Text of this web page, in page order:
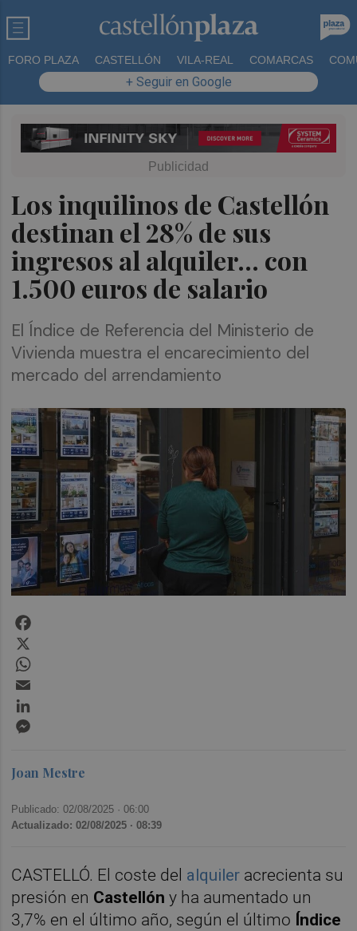
FORO PLAZA CASTELLÓN VILA-REAL COMARCAS
+ Seguir en Google
Los inquilinos de Castellón
destinan el 28% de sus
ingresos al alquiler... con
1.500 euros de salario
El Índice de Referencia del Ministerio de
Vivienda muestra el encarecimiento del
mercado del arrendamiento
Joan Mestre
Publicado: 02/08/2025 ·06:00
Actualizado: 02/08/2025 · 08:39
CASTELLÓ. El coste del alquiler acrecienta su
presión en Castellón y ha aumentado un
3,7% en el último año, según el último Índice